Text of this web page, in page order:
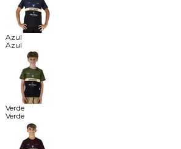
Azul
Azul
Verde
Verde